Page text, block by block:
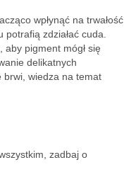
wpłynąć na trwałość
zdziałać cuda.
pigment mógł się
delikatnych
brwi, wiedza na temat
zadbaj o